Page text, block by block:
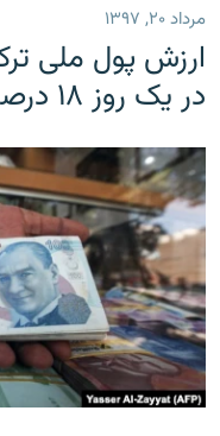
مرداد ۲۰, ۱۳۹۷
ارزش پول ملی
در یک روز ۱۸ درصد سقوط کرد